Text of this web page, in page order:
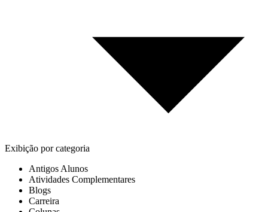
Exibição por categoria
Antigos Alunos
Atividades Complementares
Blogs
Carreira